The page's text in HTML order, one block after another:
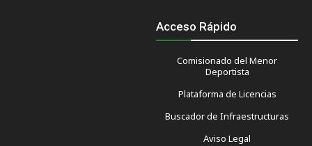
Acceso Rápido
Comisionado del Menor
Deportista
Plataforma de Licencias
Buscador de Infraestructuras
Aviso Legal